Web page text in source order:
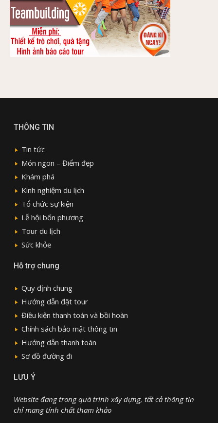
THÔNG TIN
Tin tức
Món ngon – Điểm đẹp
Khám phá
Kinh nghiệm du lịch
Tổ chức sự kiện
Lễ hội bốn phương
Tour du lịch
Sức khỏe
Hỗ trợ chung
Quy định chung
Hướng dẫn đặt tour
Điều kiện thanh toán và bồi hoàn
Chính sách bảo mật thông tin
Hướng dẫn thanh toán
Sơ đồ đường đi
LƯU Ý
Website đang trong quá trình xây dựng, tất cả thông tin
chỉ mang tính chất tham khảo